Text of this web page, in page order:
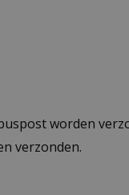
worden
verzonden.